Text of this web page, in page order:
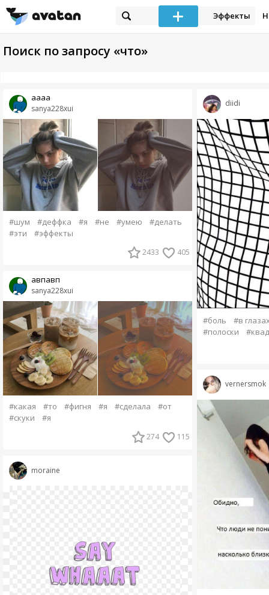
Эффекты
Поиск по запросу «что»
sanya228xui
аааа
#шум #деффка #я #не #умею
#делать
#эти
#эффекты
2433 405
sanya228xui
авпавп
#какая #то #фигня #я #сделала
#от
#скуки
#я
274 115
moraine
diidi
#боль
#в
#полоски
vernersmok